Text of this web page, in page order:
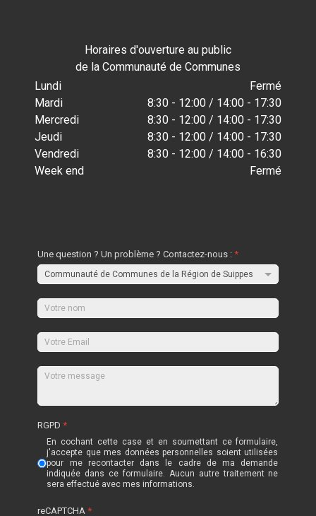
Horaires d'ouverture au public
de la Communauté de Communes
Lundi
Fermé
Mardi
8:30 - 12:00 / 14:00 - 17:30
Mercredi
8:30 - 12:00 / 14:00 - 17:30
Jeudi
8:30 - 12:00 / 14:00 - 17:30
Vendredi
8:30 - 12:00 / 14:00 - 16:30
Week end
Fermé
Une question ? Un problème ? Contactez-nous :*
RGPD*
En cochant cette case et en soumettant ce formulaire,
j'accepte que mes données personnelles soient utilisées
pour me recontacter dans le cadre de ma demande
indiquée dans ce formulaire. Aucun autre traitement ne
sera effectué avec mes informations.
reCAPTCHA*